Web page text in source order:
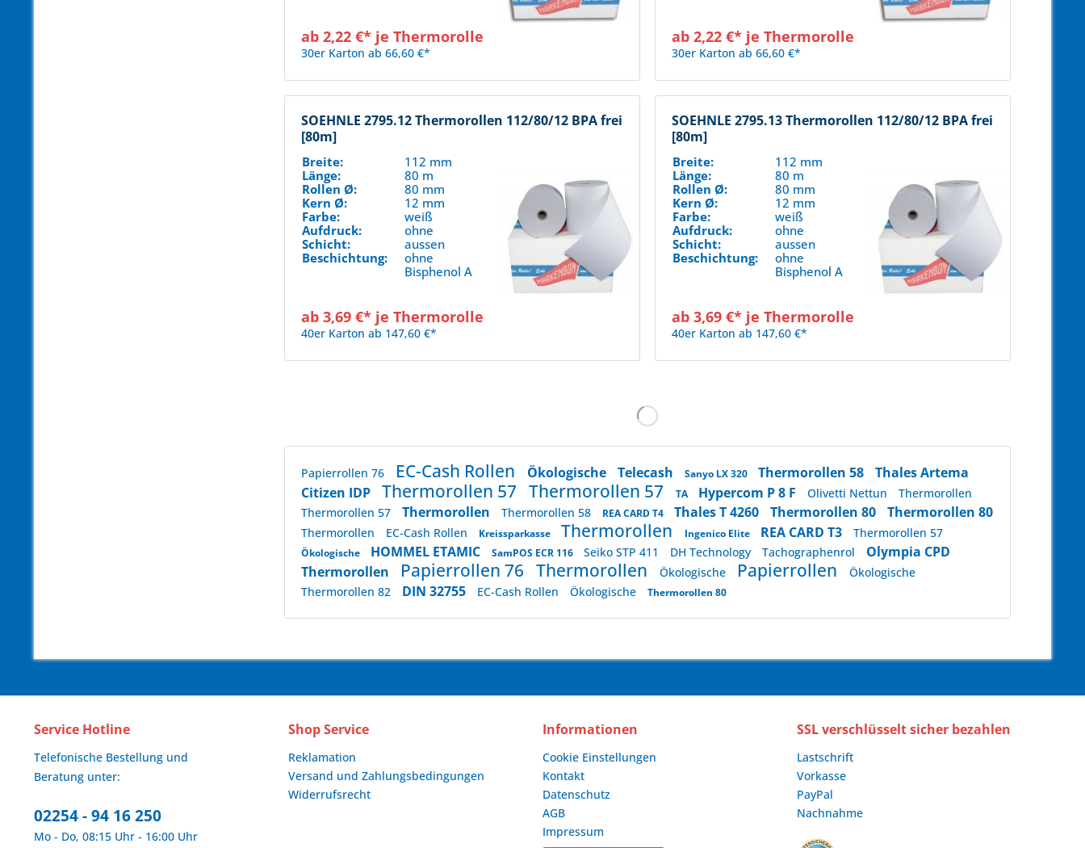
ab 2,22 €* je Thermorolle
30er Karton ab 66,60 €*
ab 2,22 €* je Thermorolle
30er Karton ab 66,60 €*
SOEHNLE 2795.12 Thermorollen 112/80/12 BPA frei
[80m]
Breite:
112 mm
Länge:
80 m
Rollen Ø:
80 mm
Kern Ø:
12 mm
Farbe:
weiß
Aufdruck:
ohne
Schicht:
aussen
Beschichtung:
ohne
Bisphenol A
ab 3,69 €* je Thermorolle
40er Karton ab 147,60 €*
SOEHNLE 2795.13 Thermorollen 112/80/12 BPA frei
[80m]
Breite:
112 mm
Länge:
80 m
Rollen Ø:
80 mm
Kern Ø:
12 mm
Farbe:
weiß
Aufdruck:
ohne
Schicht:
aussen
Beschichtung:
ohne
Bisphenol A
ab 3,69 €* je Thermorolle
40er Karton ab 147,60 €*
Papierrollen 76 EC-Cash Rollen Ökologische Telecash Sanyo LX 320 Thermorollen 58
Thales Artema
Citizen IDP
Thermorollen 57 Thermorollen 57 TA Hypercom P 8 F Olivetti Nettun
Thermorollen
Thermorollen 57
Thermorollen Thermorollen 58 REA CARD T4 Thales T 4260 Thermorollen 80 Thermorollen 80
Thermorollen EC-Cash Rollen Kreissparkasse Thermorollen Ingenico Elite REA CARD T3 Thermorollen 57
Ökologische HOMMEL ETAMIC SamPOS ECR 116 Seiko STP 411 DH Technology Tachographenrol
Olympia CPD
Thermorollen
Papierrollen 76 Thermorollen Ökologische Papierrollen
Ökologische
Thermorollen 82
DIN 32755 EC-Cash Rollen Ökologische Thermorollen 80
Service Hotline
Telefonische Bestellung und
Beratung unter:
02254 - 94 16 250
Mo - Do, 08:15 Uhr - 16:00 Uhr
Shop Service
Reklamation
Versand und Zahlungsbedingungen
Widerrufsrecht
Informationen
Cookie Einstellungen
Kontakt
Datenschutz
AGB
Impressum
SSL verschlüsselt sicher bezahlen
Lastschrift
Vorkasse
PayPal
Nachnahme